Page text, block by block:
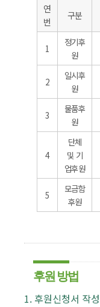
연
번
구분
1
정기후
원
2
일시후
원
3
물품후
원
4
단체
및 기
업후원
5
모금함
후원
후원 방법
1. 후원신청서 작성